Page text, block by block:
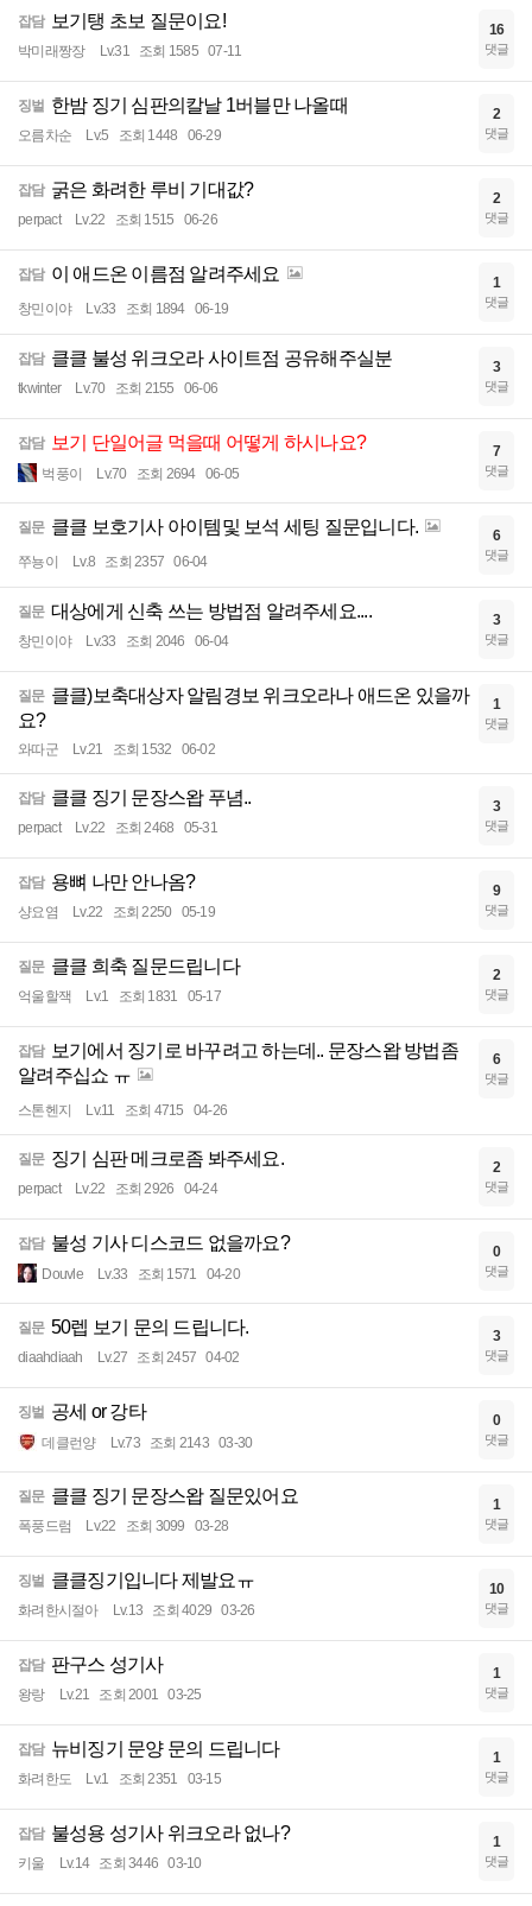
잡담 보기탱 초보 질문이요!
박미래짱장 Lv.31 조회 1585 07-11
16
댓글
징벌 한밤 징기 심판의칼날 1버블만 나올때
오름차순 Lv.5 조회 1448 06-29
2
댓글
잡담 굵은 화려한 루비 기대값?
perpact Lv.22 조회 1515 06-26
2
댓글
잡담 이 애드온 이름점 알려주세요
창민이야 Lv.33 조회 1894 06-19
1
댓글
잡담 클클 불성 위크오라 사이트점 공유해주실분
tkwinter Lv.70 조회 2155 06-06
3
댓글
잡담 보기 단일어글 먹을때 어떻게 하시나요?
벅풍이 Lv.70 조회 2694 06-05
7
댓글
질문 클클 보호기사 아이템및 보석 세팅 질문입니다.
쭈뇽이 Lv.8 조회 2357 06-04
6
댓글
질문 대상에게 신축 쓰는 방법점 알려주세요....
창민이야 Lv.33 조회 2046 06-04
3
댓글
질문 클클)보축대상자 알림경보 위크오라나 애드온 있을까
요?
와따군 Lv.21 조회 1532 06-02
1
댓글
잡담 클클 징기 문장스왑 푸념..
perpact Lv.22 조회 2468 05-31
3
댓글
잡담 용뼈 나만 안나옴?
샹요염 Lv.22 조회 2250 05-19
9
댓글
질문 클클 희축 질문드립니다
억울할잭 Lv.1 조회 1831 05-17
2
댓글
잡담
보기에서 징기로 바꾸려고 하는데.. 문장스왑 방법좀
알려주십쇼 ㅠ
스톤헨지 Lv.11 조회 4715 04-26
6
댓글
질문 징기 심판 메크로좀 봐주세요.
perpact Lv.22 조회 2926 04-24
2
댓글
잡담 불성 기사 디스코드 없을까요?
Douvle Lv.33 조회 1571 04-20
0
댓글
질문 50렙 보기 문의 드립니다.
diaahdiaah Lv.27 조회 2457 04-02
3
댓글
징벌 공세 or 강타
데클런양 Lv.73 조회 2143 03-30
0
댓글
질문 클클 징기 문장스왑 질문있어요
폭풍드럼 Lv.22 조회 3099 03-28
1
댓글
징벌 클클징기입니다 제발요ㅠ
화려한시절아 Lv.13 조회 4029 03-26
10
댓글
잡담 판구스 성기사
왕랑 Lv.21 조회 2001 03-25
1
댓글
잡담 뉴비징기 문양 문의 드립니다
화려한도 Lv.1 조회 2351 03-15
1
댓글
잡담 불성용 성기사 위크오라 없나?
키울 Lv.14 조회 3446 03-10
1
댓글